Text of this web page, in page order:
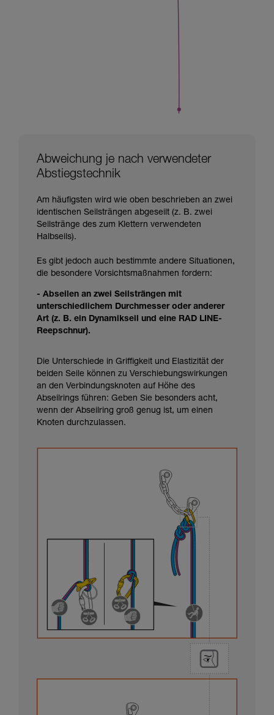
Abweichung je nach verwendeter
Abstiegstechnik
Am häufigsten wird wie oben beschrieben an zwei
identischen Seilsträngen abgeseilt (z. B. zwei
Seilstränge des zum Klettern verwendeten
Halbseils).
Es gibt jedoch auch bestimmte andere Situationen,
die besondere Vorsichtsmaßnahmen fordern:
- Abseilen an zwei Seilsträngen mit
unterschiedlichem Durchmesser oder anderer
Art (z. B. ein Dynamikseil und eine RAD LINE-
Reepschnur).
Die Unterschiede in Griffigkeit und Elastizität der
beiden Seile können zu Verschiebungswirkungen
an den Verbindungsknoten auf Höhe des
Abseilrings führen: Geben Sie besonders acht,
wenn der Abseilring groß genug ist, um einen
Knoten durchzulassen.